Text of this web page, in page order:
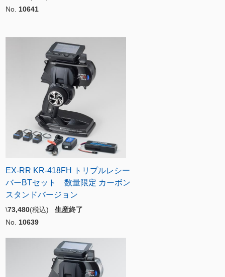
No. 10641
EX-RR KR-418FH トリプルレシー
バーBTセット 数量限定 カーボン
スタンドバージョン
\73,480(税込) 生産終了
No. 10639